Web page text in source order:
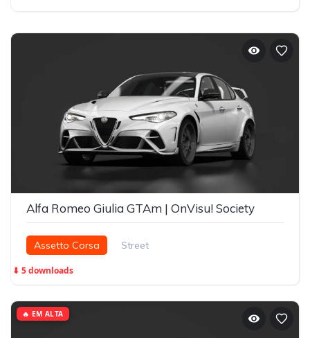
Alfa Romeo Giulia GTAm | OnVisu! Society
Assetto Corsa Street
⬇ 5 downloads
🔥 EM ALTA